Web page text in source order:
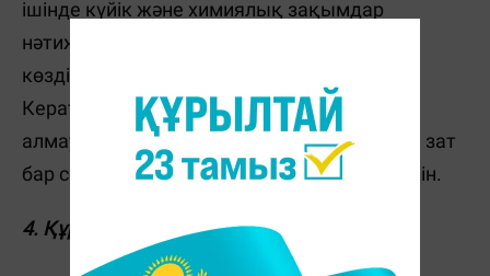
ішінде күйік және химиялық зақымдар
нәтижесінде дамиды. Кератит кезінде де
көздің жасаурауы жалғыз белгі емес.
Кератитте көз қызаруы, жарықты көтере
алмау, шаншып ауыру, көздің ішінде басқа зат
бар секілді сезім және ісіну байқалуы мүмкін.
4. Құрғақ көз синдромы